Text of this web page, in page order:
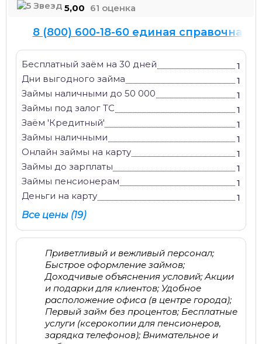
5,00 61 оценка
8 (800) 600-18-60 единая справочная
Бесплатный заём на 30 дней
1
Дни выгодного займа
1
Займы наличными до 50 000
1
Займы под залог ТС
1
Заём 'Кредитный'
1
Займы наличными
1
Онлайн займы на карту
1
Займы до зарплаты
1
Займы пенсионерам
1
Деньги на карту
1
Все цены (19)
Приветливый и вежливый персонал;
Быстрое оформление займов;
Доходчивые объяснения условий; Акции
и подарки для клиентов; Удобное
расположение офиса (в центре города);
Первый займ без процентов; Бесплатные
услуги (ксерокопии для пенсионеров,
зарядка телефонов); Внимательное и